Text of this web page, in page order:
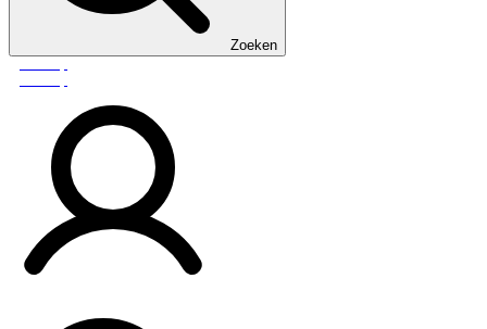
Zoeken